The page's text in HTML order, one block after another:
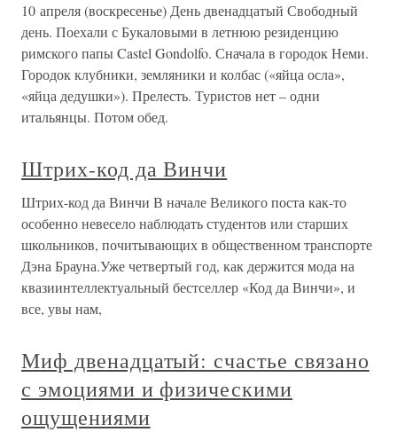
10 апреля (воскресенье) День двенадцатый Свободный
день. Поехали с Букаловыми в летнюю резиденцию
римского папы Castel Gondolfo. Сначала в городок Неми.
Городок клубники, земляники и колбас («яйца осла»,
«яйца дедушки»). Прелесть. Туристов нет – одни
итальянцы. Потом обед.
Штрих-код да Винчи
Штрих-код да Винчи В начале Великого поста как-то
особенно невесело наблюдать студентов или старших
школьников, почитывающих в общественном транспорте
Дэна Брауна.Уже четвертый год, как держится мода на
квазиинтеллектуальный бестселлер «Код да Винчи», и
все, увы нам,
Миф двенадцатый: счастье связано
с эмоциями и физическими
ощущениями